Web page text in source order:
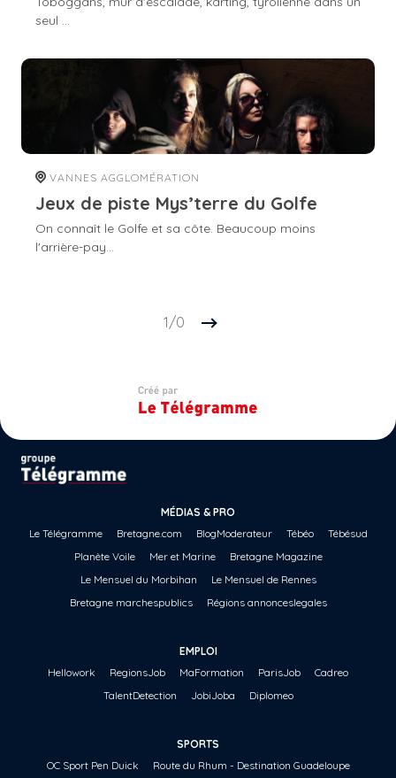
seul ...
VANNES AGGLOMÉRATION
Jeux de piste Mys’terre du Golfe
On connaît le Golfe et sa côte. Beaucoup moins
l'arrière-pay...
1/0
MÉDIAS & PRO
Le Télégramme
Bretagne.com BlogModerateur Tébéo
Tébésud
Planète Voile
Mer et Marine
Bretagne Magazine
Le Mensuel du Morbihan
Le Mensuel de Rennes
Bretagne marchespublics
Régions annonceslegales
EMPLOI
Hellowork
RegionsJob MaFormation ParisJob
Cadreo
TalentDetection
JobiJoba Diplomeo
SPORTS
OC Sport Pen Duick
Route du Rhum - Destination Guadeloupe